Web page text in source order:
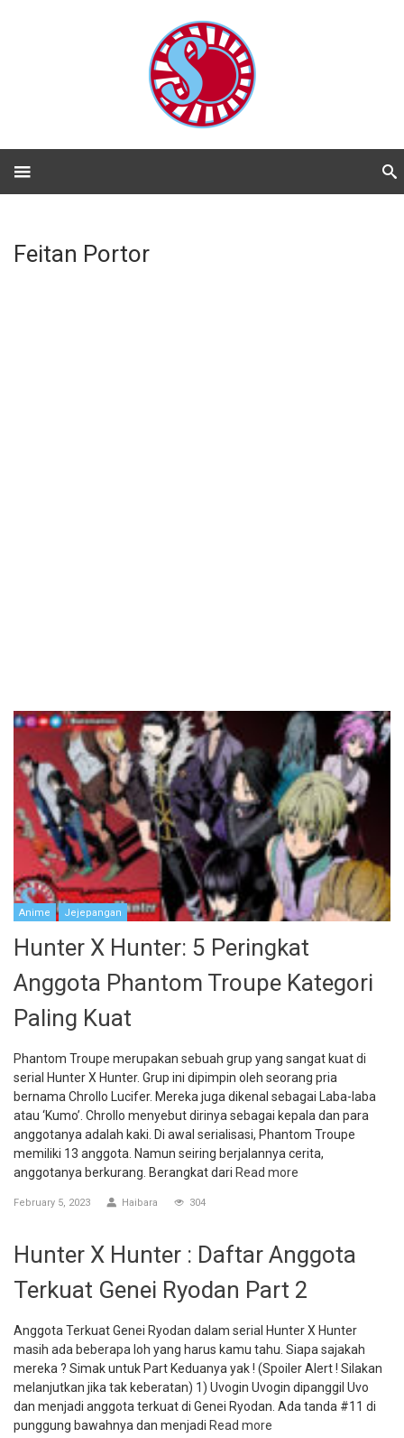
Feitan Portor
Anime Jejepangan
Hunter X Hunter: 5 Peringkat
Anggota Phantom Troupe Kategori
Paling Kuat
Phantom Troupe merupakan sebuah grup yang sangat kuat di
serial Hunter X Hunter. Grup ini dipimpin oleh seorang pria
bernama Chrollo Lucifer. Mereka juga dikenal sebagai Laba-laba
atau ‘Kumo’. Chrollo menyebut dirinya sebagai kepala dan para
anggotanya adalah kaki. Di awal serialisasi, Phantom Troupe
memiliki 13 anggota. Namun seiring berjalannya cerita,
anggotanya berkurang. Berangkat dari Read more
February 5, 2023 Haibara 304
Hunter X Hunter : Daftar Anggota
Terkuat Genei Ryodan Part 2
Anggota Terkuat Genei Ryodan dalam serial Hunter X Hunter
masih ada beberapa loh yang harus kamu tahu. Siapa sajakah
mereka ? Simak untuk Part Keduanya yak ! (Spoiler Alert ! Silakan
melanjutkan jika tak keberatan) 1) Uvogin Uvogin dipanggil Uvo
dan menjadi anggota terkuat di Genei Ryodan. Ada tanda #11 di
punggung bawahnya dan menjadi Read more